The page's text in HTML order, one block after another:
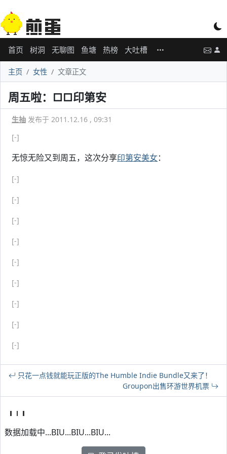
首页 树洞 无聊图 鱼塘 热榜 大吐槽
主页 女性 文章正文
周五啦：□□印第安
生抽 发布于 2011.12.16 , 09:31
[-]
无惊无险又到周五，这次分享印第安美女：
[-]
[-]
[-]
[-]
[-]
[-]
[-]
[-]
[-]
只花一点钱就能玩正版的The Humble Indie Bundle又来了！
Groupon出售环游世界机票
数据加载中...BIU...BIU...BIU...